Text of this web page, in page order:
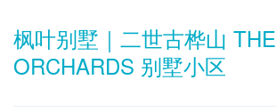
枫叶别墅｜二世古桦山 THE
ORCHARDS 别墅小区